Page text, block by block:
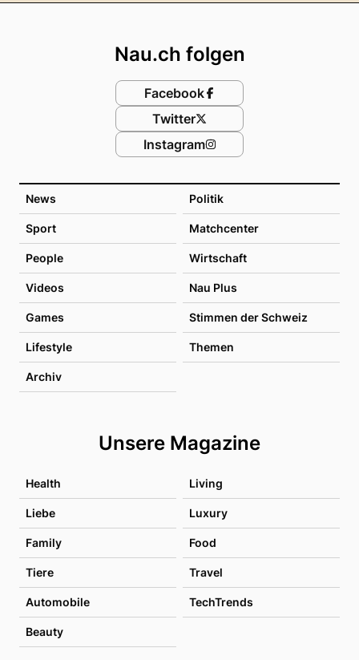
News Politik
Sport Matchcenter
People Wirtschaft
Videos Nau Plus
Games Stimmen der Schweiz
Lifestyle Themen
Archiv
Unsere Magazine
Health Living
Liebe Luxury
Family Food
Tiere Travel
Automobile TechTrends
Beauty
Nau.ch folgen
Facebook
Twitter
Instagram